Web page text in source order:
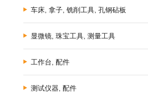
车床, 拿子, 铣削工具, 孔钢砧板
显微镜, 珠宝工具, 测量工具
工作台, 配件
测试仪器, 配件